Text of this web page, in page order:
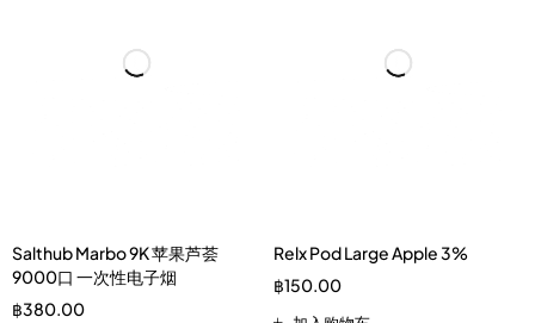
Salthub Marbo 9K 苹果芦荟
9000口 一次性电子烟
฿380.00
Relx Pod Large Apple 3%
฿150.00